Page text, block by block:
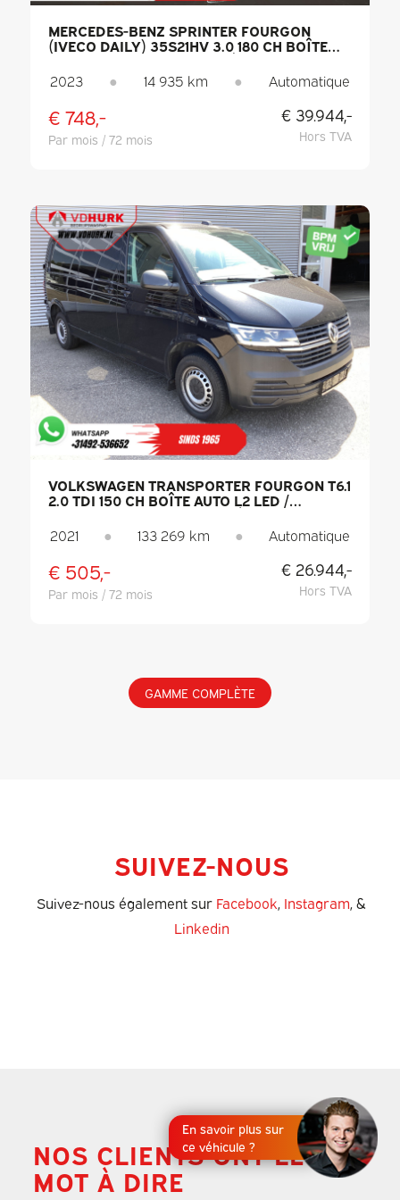
En savoir plus sur
ce véhicule ?
MERCEDES-BENZ SPRINTER FOURGON
(IVECO DAILY) 35S21HV 3.0 180 CH BOÎTE
REMORQUAGE DE 3,5 T / RÉGULATEUR DE
VITESSE ADAPTATIF / CARPLAY / SIÈGES
NAVIGATION / CAMÉRA / ATTELAGE
2023 ● 14 935 km ● Automatique
€ 748,-
Par mois / 72 mois
€ 39.944,-
Hors TVA
VOLKSWAGEN TRANSPORTER FOURGON T6.1
2.0 TDI 150 CH BOÎTE AUTO L2 LED /
CHAUFFANTS / CARPLAY / PDC /
RÉGULATEUR DE VITESSE / CLIMATISATION /
2021 ● 133 269 km ● Automatique
€ 505,-
Par mois / 72 mois
€ 26.944,-
Hors TVA
GAMME COMPLÈTE
SUIVEZ-NOUS
Suivez-nous également sur Facebook, Instagram, &
Linkedin
NOS CLIENTS ONT LEUR
MOT À DIRE